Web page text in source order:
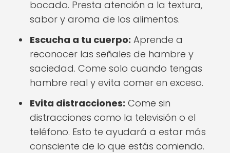
bocado. Presta atención a la textura,
sabor y aroma de los alimentos.
Escucha a tu cuerpo: Aprende a
reconocer las señales de hambre y
saciedad. Come solo cuando tengas
hambre real y evita comer en exceso.
Evita distracciones: Come sin
distracciones como la televisión o el
teléfono. Esto te ayudará a estar más
consciente de lo que estás comiendo.